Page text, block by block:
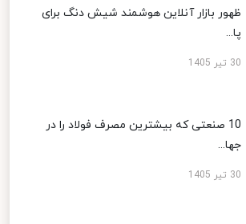
ظهور بازار آنلاین هوشمند شیش دنگ برای
پا...
30 تیر 1405
10 صنعتی که بیشترین مصرف فولاد را در
جها...
30 تیر 1405